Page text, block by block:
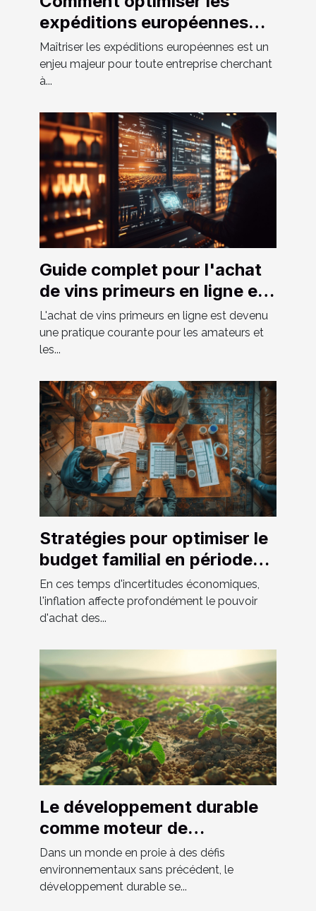
expéditions européennes
grâce aux solutions de
transport sur-mesure
Maîtriser les expéditions européennes est un
enjeu majeur pour toute entreprise cherchant
à...
Guide complet pour l'achat
de vins primeurs en ligne en
2024
L'achat de vins primeurs en ligne est devenu
une pratique courante pour les amateurs et
les...
Stratégies pour optimiser le
budget familial en période
d'inflation
En ces temps d'incertitudes économiques,
l'inflation affecte profondément le pouvoir
d'achat des...
Le développement durable
comme moteur de
croissance économique
dans les pays émergents
Dans un monde en proie à des défis
environnementaux sans précédent, le
développement durable se...